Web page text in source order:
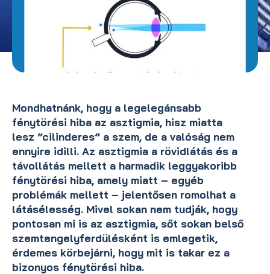
Mondhatnánk, hogy a legelegánsabb
fénytörési hiba az asztigmia, hisz miatta
lesz “cilinderes” a szem, de a valóság nem
ennyire idilli. Az asztigmia a rövidlátás és a
távollátás mellett a harmadik leggyakoribb
fénytörési hiba, amely miatt – egyéb
problémák mellett – jelentősen romolhat a
látásélesség. Mivel sokan nem tudják, hogy
pontosan mi is az asztigmia, sőt sokan belső
szemtengelyferdülésként is emlegetik,
érdemes körbejárni, hogy mit is takar ez a
bizonyos fénytörési hiba.